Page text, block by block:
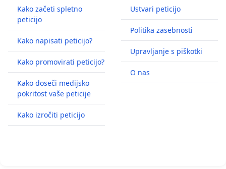
Kako začeti spletno
peticijo
Kako napisati peticijo?
Kako promovirati peticijo?
Kako doseči medijsko
pokritost vaše peticije
Kako izročiti peticijo
Ustvari peticijo
Politika zasebnosti
Upravljanje s piškotki
O nas